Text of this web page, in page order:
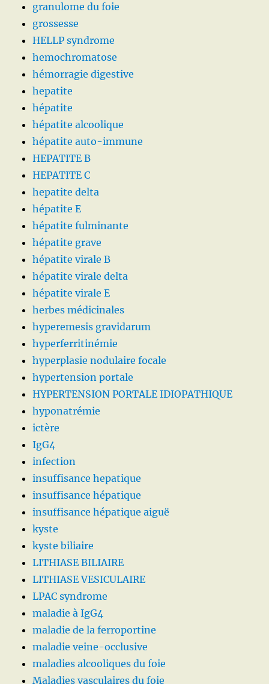
granulome du foie
grossesse
HELLP syndrome
hemochromatose
hémorragie digestive
hepatite
hépatite
hépatite alcoolique
hépatite auto-immune
HEPATITE B
HEPATITE C
hepatite delta
hépatite E
hépatite fulminante
hépatite grave
hépatite virale B
hépatite virale delta
hépatite virale E
herbes médicinales
hyperemesis gravidarum
hyperferritinémie
hyperplasie nodulaire focale
hypertension portale
HYPERTENSION PORTALE IDIOPATHIQUE
hyponatrémie
ictère
IgG4
infection
insuffisance hepatique
insuffisance hépatique
insuffisance hépatique aiguë
kyste
kyste biliaire
LITHIASE BILIAIRE
LITHIASE VESICULAIRE
LPAC syndrome
maladie à IgG4
maladie de la ferroportine
maladie veine-occlusive
maladies alcooliques du foie
Maladies vasculaires du foie